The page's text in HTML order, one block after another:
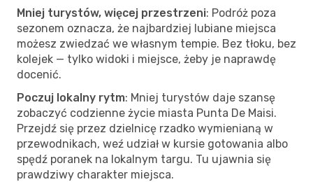
Mniej turystów, więcej przestrzeni: Podróż poza
sezonem oznacza, że najbardziej lubiane miejsca
możesz zwiedzać we własnym tempie. Bez tłoku, bez
kolejek — tylko widoki i miejsce, żeby je naprawdę
docenić.
Poczuj lokalny rytm: Mniej turystów daje szansę
zobaczyć codzienne życie miasta Punta De Maisi.
Przejdź się przez dzielnicę rzadko wymienianą w
przewodnikach, weź udział w kursie gotowania albo
spędź poranek na lokalnym targu. Tu ujawnia się
prawdziwy charakter miejsca.